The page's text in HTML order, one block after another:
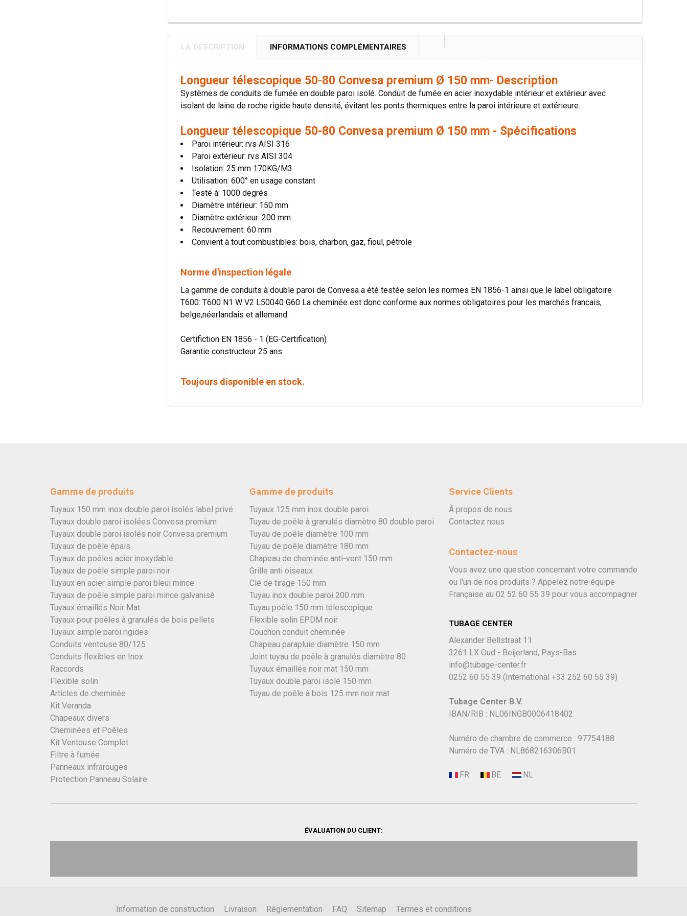
LA DESCRIPTION INFORMATIONS COMPLÉMENTAIRES
Longueur télescopique 50-80 Convesa premium Ø 150 mm- Description
Systèmes de conduits de fumée en double paroi isolé. Conduit de fumée en acier inoxydable intérieur et extérieur avec
isolant de laine de roche rigide haute densité, évitant les ponts thermiques entre la paroi intérieure et extérieure.
Longueur télescopique 50-80 Convesa premium Ø 150 mm - Spécifications
Paroi intérieur: rvs AISI 316
Paroi extérieur: rvs AISI 304
Isolation: 25 mm 170KG/M3
Utilisation: 600° en usage constant
Testé à: 1000 degrés
Diamètre intérieur: 150 mm
Diamètre extérieur: 200 mm
Recouvrement: 60 mm
Convient à tout combustibles: bois, charbon, gaz, fioul, pétrole
Norme d'inspection légale
La gamme de conduits à double paroi de Convesa a été testée selon les normes EN 1856-1 ainsi que le label obligatoire
T600: T600 N1 W V2 L50040 G60 La cheminée est donc conforme aux normes obligatoires pour les marchés francais,
belge,néerlandais et allemand.
Certifiction EN 1856 - 1 (EG-Certification)
Garantie constructeur 25 ans
Toujours disponible en stock.
Gamme de produits
Tuyaux 150 mm inox double paroi isolés label privé
Tuyaux double paroi isolées Convesa premium
Tuyaux double paroi isolés noir Convesa premium
Tuyaux de poêle épais
Tuyaux de poêles acier inoxydable
Tuyaux de poêle simple paroi noir
Tuyaux en acier simple paroi bleui mince
Tuyaux de poêle simple paroi mince galvanisé
Tuyaux émaillés Noir Mat
Tuyaux pour poêles à granulés de bois pellets
Tuyaux simple paroi rigides
Conduits ventouse 80/125
Conduits flexibles en Inox
Raccords
Flexible solin
Articles de cheminée
Kit Veranda
Chapeaux divers
Cheminées et Poêles
Kit Ventouse Complet
Filtre à fumée
Panneaux infrarouges
Protection Panneau Solaire
Gamme de produits
Tuyaux 125 mm inox double paroi
Tuyau de poêle à granulés diamètre 80 double paroi
Tuyau de poêle diamètre 100 mm
Tuyau de poêle diamètre 180 mm
Chapeau de cheminée anti-vent 150 mm
Grille anti oiseaux
Clé de tirage 150 mm
Tuyau inox double paroi 200 mm
Tuyau poêle 150 mm télescopique
Flexible solin EPDM noir
Couchon conduit cheminée
Chapeau parapluie diamètre 150 mm
Joint tuyau de poêle à granulés diamètre 80
Tuyaux émaillés noir mat 150 mm
Tuyaux double paroi isolé 150 mm
Tuyau de poêle à bois 125 mm noir mat
Service Clients
À propos de nous
Contactez nous
Contactez-nous
Vous avez une question concernant votre commande
ou l'un de nos produits ? Appelez notre équipe
Française au 02 52 60 55 39 pour vous accompagner
TUBAGE CENTER
Alexander Bellstraat 11
3261 LX Oud - Beijerland, Pays-Bas
info@tubage-center.fr
0252 60 55 39 (International +33 252 60 55 39)
Tubage Center B.V.
IBAN/RIB : NL06INGB0006418402
Numéro de chambre de commerce : 97754188
Numéro de TVA : NL868216306B01
ÉVALUATION DU CLIENT:
Information de construction Livraison Réglementation FAQ Sitemap Termes et conditions